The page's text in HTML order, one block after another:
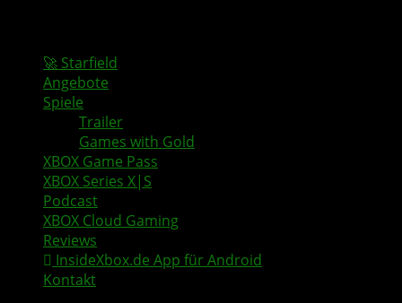
🚀 Starfield
Angebote
Spiele
Trailer
Games with Gold
XBOX Game Pass
XBOX Series X|S
Podcast
XBOX Cloud Gaming
Reviews
InsideXbox.de App für Android
Kontakt